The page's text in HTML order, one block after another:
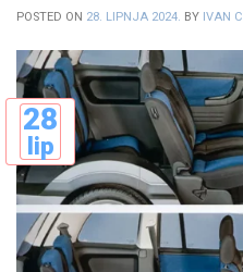
POSTED ON 28. LIPNJA 2024. BY IVAN
28
lip